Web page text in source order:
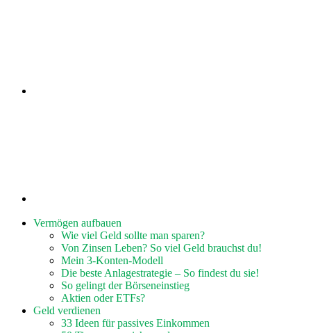
Vermögen aufbauen
Wie viel Geld sollte man sparen?
Von Zinsen Leben? So viel Geld brauchst du!
Mein 3-Konten-Modell
Die beste Anlagestrategie – So findest du sie!
So gelingt der Börseneinstieg
Aktien oder ETFs?
Geld verdienen
33 Ideen für passives Einkommen